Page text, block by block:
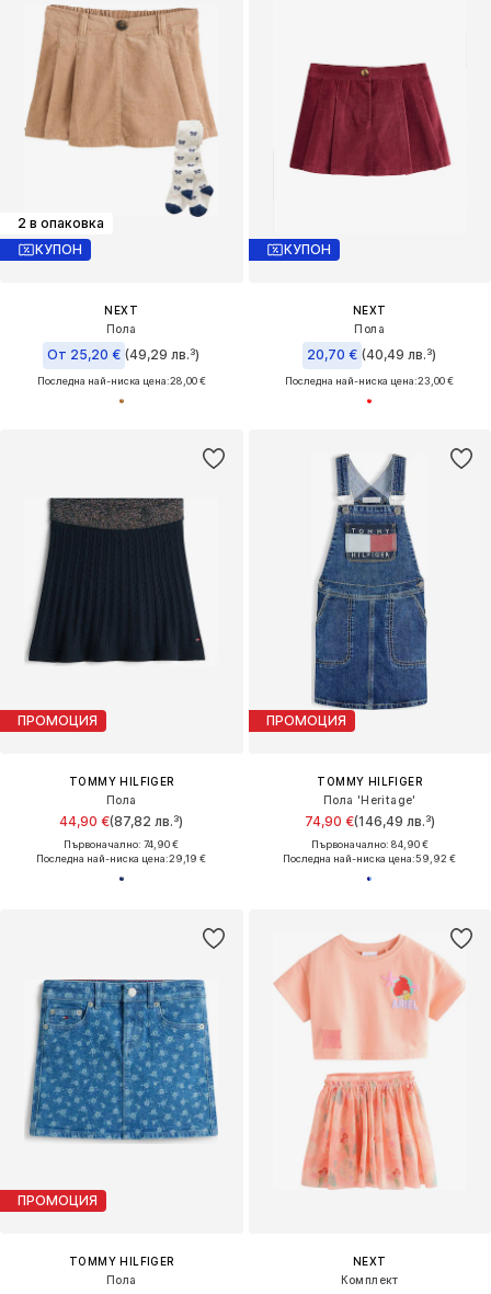
2 в опаковка
КУПОН
NEXT
Пола
От 25,20 € (49,29 лв.³)
Последна най-ниска цена:28,00 €
КУПОН
NEXT
Пола
20,70 € (40,49 лв.³)
Последна най-ниска цена:23,00 €
ПРОМОЦИЯ
TOMMY HILFIGER
Пола
44,90 €(87,82 лв.³)
Първоначално: 74,90 €
Последна най-ниска цена:29,19 €
ПРОМОЦИЯ
TOMMY HILFIGER
Пола 'Heritage'
74,90 €(146,49 лв.³)
Първоначално: 84,90 €
Последна най-ниска цена:59,92 €
ПРОМОЦИЯ
TOMMY HILFIGER
Пола
NEXT
Комплект